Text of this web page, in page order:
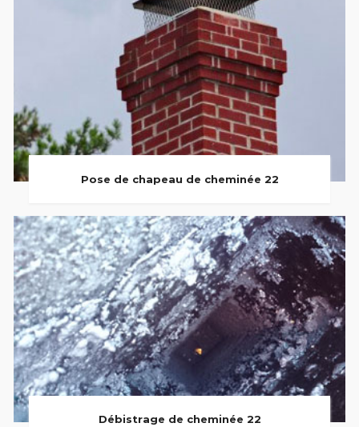
Pose de chapeau de cheminée 22
Débistrage de cheminée 22